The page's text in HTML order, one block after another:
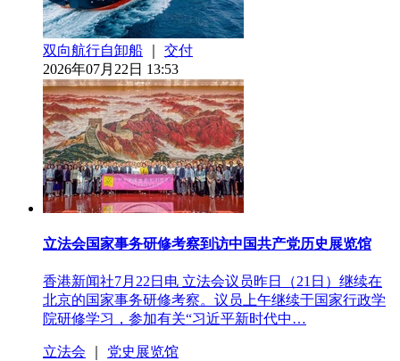
双向航行自卸船
交付
2026年07月22日 13:53
立法会国家事务研修考察到访中国共产党历史展览馆
香港新闻社7月22日电 立法会议员昨日（21日）继续在
北京的国家事务研修考察。议员上午继续于国家行政学
院研修学习，参加有关“习近平新时代中…
立法会
党史展览馆